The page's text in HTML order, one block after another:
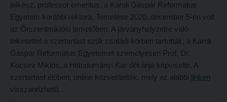
Kutatástámogatás, láthatóság
Online adatbázisok
MTMT
MTMT GYIK
Open Access
SZOLGÁLTATÁSAINK
Károli Református Könyv- és Ajándékbolt
Kari könyvtár
Kecskeméti campus könyvtár
Liberty katalógus
lelkész, professor emeritus, a Károli Gáspár Református
Egyetem korábbi rektora. Temetése 2020. december 5-én volt
az Őrszentmiklósi temetőben. A járványhelyzetre való
tekintettel a szertartást szűk családi körben tartották, a Károli
Gáspár Református Egyetemet személyesen Prof. Dr.
Kocsev Miklós, a Hittudományi Kar dékánja képviselte. A
szertartást élőben, online közvetítették, mely az alábbi linken
visszanézhető.